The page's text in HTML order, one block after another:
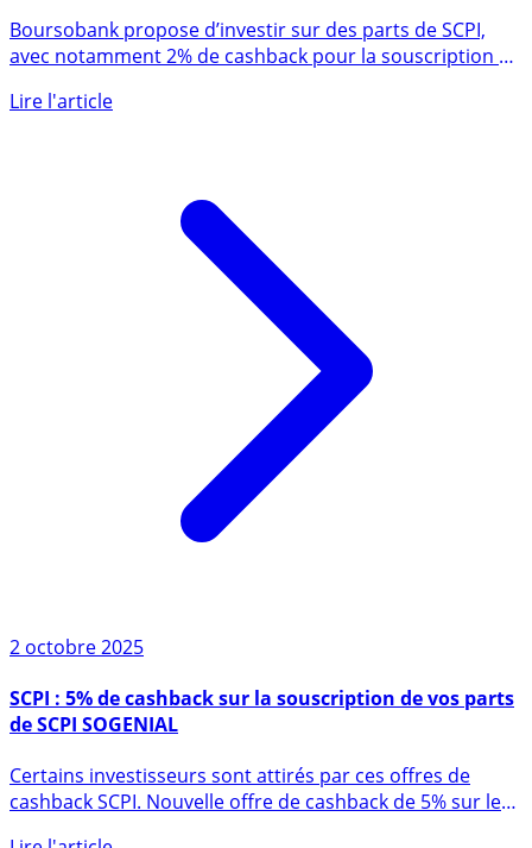
SCPI Sofidynamic : 2% de cashback via Boursobank
avec notamment 2% de cashback pour la souscription de
2 octobre 2025
de SCPI SOGENIAL